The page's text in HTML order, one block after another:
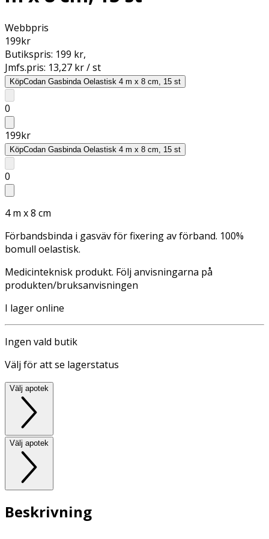
Webbpris
199kr
Butikspris: 199 kr,
Jmfs.pris: 13,27 kr / st
KöpCodan Gasbinda Oelastisk 4 m x 8 cm, 15 st
0
199kr
KöpCodan Gasbinda Oelastisk 4 m x 8 cm, 15 st
0
4 m x 8 cm
Förbandsbinda i gasväv för fixering av förband. 100%
bomull oelastisk.
Medicinteknisk produkt. Följ anvisningarna på
produkten/bruksanvisningen
I lager online
Ingen vald butik
Välj för att se lagerstatus
Välj apotek
Välj apotek
Beskrivning